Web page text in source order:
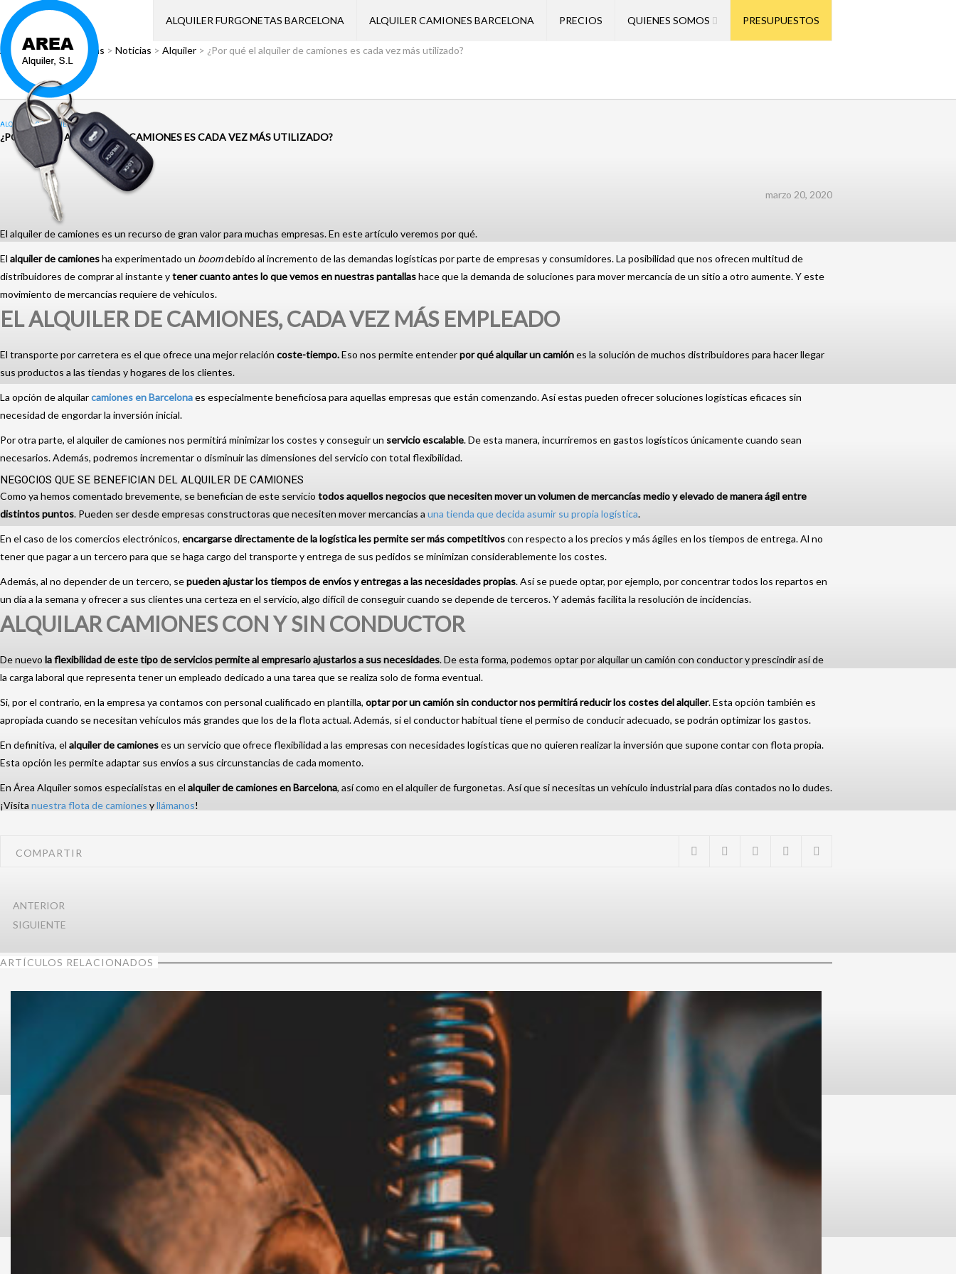
ALQUILER FURGONETAS BARCELONA ALQUILER CAMIONES BARCELONA PRECIOS QUIENES SOMOS PRESUPUESTOS
Área Alquiler>Noticias > Noticias > Alquiler > ¿Por qué el alquiler de camiones es cada vez más utilizado?
ALQUILER,CAMIONES
¿POR QUÉ EL ALQUILER DE CAMIONES ES CADA VEZ MÁS UTILIZADO?
marzo 20, 2020
El alquiler de camiones es un recurso de gran valor para muchas empresas. En este artículo veremos por qué.
El alquiler de camionesha experimentado un boomdebido al incremento de las demandas logísticas por parte de empresas y consumidores. La posibilidad que nos ofrecen multitud de
distribuidores de comprar al instante ytener cuanto antes lo que vemos en nuestras pantallashace que la demanda de soluciones para mover mercancía de un sitio a otro aumente. Y este
movimiento de mercancías requiere de vehículos.
EL ALQUILER DE CAMIONES, CADA VEZ MÁS EMPLEADO
El transporte por carretera es el que ofrece una mejor relación coste-tiempo.Eso nos permite entenderpor qué alquilar un camiónes la solución de muchos distribuidores para hacer llegar
sus productos a las tiendas y hogares de los clientes.
La opción de alquilarcamiones en Barcelonaes especialmente beneficiosa para aquellas empresas que están comenzando. Así estas pueden ofrecer soluciones logísticas eficaces sin
necesidad de engordar la inversión inicial.
Por otra parte, el alquiler de camiones nos permitirá minimizar los costes y conseguir un servicio escalable. De esta manera, incurriremos en gastos logísticos únicamente cuando sean
necesarios. Además, podremos incrementar o disminuir las dimensiones del servicio con total flexibilidad.
NEGOCIOS QUE SE BENEFICIAN DEL ALQUILER DE CAMIONES
Como ya hemos comentado brevemente, se benefician de este servicio todos aquellos negocios que necesiten mover un volumen de mercancías medio y elevado de manera ágil entre
distintos puntos. Pueden ser desde empresas constructoras que necesiten mover mercancías a una tienda que decida asumir su propia logística.
En el caso de los comercios electrónicos, encargarse directamente de la logística les permite ser más competitivoscon respecto a los precios y más ágiles en los tiempos de entrega. Al no
tener que pagar a un tercero para que se haga cargo del transporte y entrega de sus pedidos se minimizan considerablemente los costes.
Además, al no depender de un tercero, sepueden ajustar los tiempos de envíos y entregas a las necesidades propias. Así se puede optar, por ejemplo, por concentrar todos los repartos en
un día a la semana y ofrecer a sus clientes una certeza en el servicio, algo difícil de conseguir cuando se depende de terceros. Y además facilita la resolución de incidencias.
ALQUILAR CAMIONES CON Y SIN CONDUCTOR
De nuevo la flexibilidad de este tipo de servicios permite al empresario ajustarlos a sus necesidades. De esta forma, podemos optar por alquilar un camión con conductor y prescindir así de
la carga laboral que representa tener un empleado dedicado a una tarea que se realiza solo de forma eventual.
Si, por el contrario, en la empresa ya contamos con personal cualificado en plantilla, optar por un camión sin conductor nos permitirá reducir los costes del alquiler. Esta opción también es
apropiada cuando se necesitan vehículos más grandes que los de la flota actual. Además, si el conductor habitual tiene el permiso de conducir adecuado, se podrán optimizar los gastos.
En definitiva, el alquiler de camioneses un servicio que ofrece flexibilidad a las empresas con necesidades logísticas que no quieren realizar la inversión que supone contar con flota propia.
Esta opción les permite adaptar sus envíos a sus circunstancias de cada momento.
En Área Alquiler somos especialistas en el alquiler de camiones en Barcelona, así como en el alquiler de furgonetas. Así que si necesitas un vehículo industrial para días contados no lo dudes.
¡Visita nuestra flota de camiones yllámanos!
COMPARTIR
ANTERIOR
SIGUIENTE
ARTÍCULOS RELACIONADOS